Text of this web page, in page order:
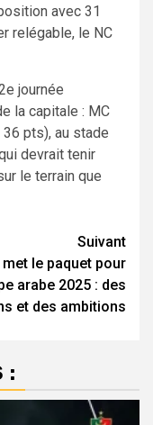
avec 31
relégable, le NC
journée
la capitale : MC
pts), au stade
devrait tenir
le terrain que
Suivant
met le paquet pour
arabe 2025 : des
et des ambitions
: